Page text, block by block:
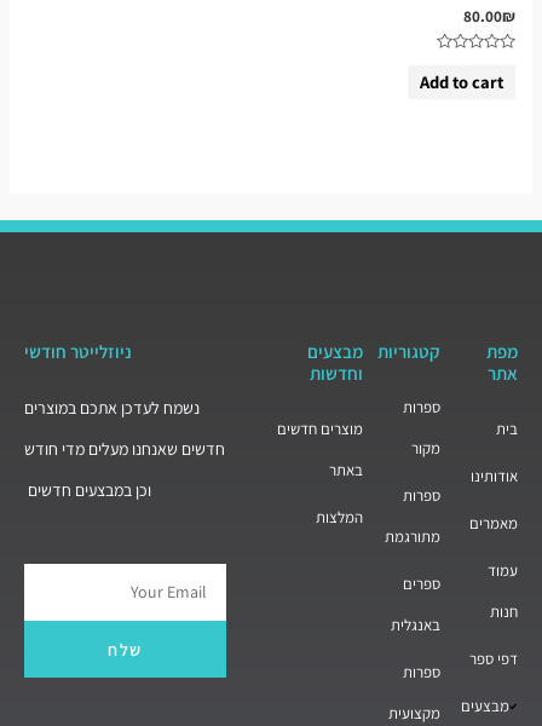
80.00₪
out
Add to cart
מפת
אתר
בית
אודותינו
מאמרים
עמוד
חנות
דפי ספר
מבצעים
קטגוריות
ספרות
מקור
ספרות
מתורגמת
ספרים
באנגלית
ספרות
מקצועית
מבצעים
וחדשות
מוצרים חדשים
באתר
המלצות
ניוזלייטר חודשי
נשמח לעדכן אתכם במוצרים
חדשים שאנחנו מעלים מדי חודש
וכן במבצעים חדשים
Email
שלח